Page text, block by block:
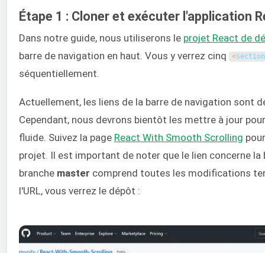
Étape 1 : Cloner et exécuter l'application
Dans notre guide, nous utiliserons le projet React de
barre de navigation en haut. Vous y verrez cinq
<
séquentiellement.
Actuellement, les liens de la barre de navigation sont
Cependant, nous devrons bientôt les mettre à jour
fluide. Suivez la page React With Smooth Scrolling
projet. Il est important de noter que le lien concerne la
branche master comprend toutes les modifications
l'URL, vous verrez le dépôt :